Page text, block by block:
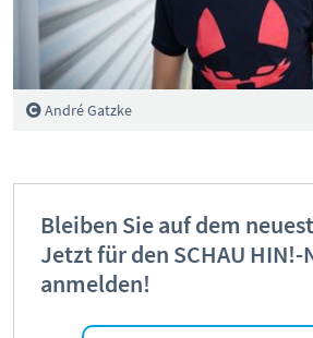
André Gatzke
Bleiben Sie auf dem
Jetzt für den SCHAU
anmelden!
Konsolen & PC
Lernen & Medien
Medien & Kleinkinder
TikTok
WhatsApp